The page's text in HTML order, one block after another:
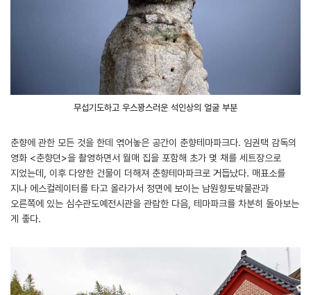
무섭기도하고 우스꽝스러운 석인상의 얼굴 부분
춘향에 관한 모든 것을 한데 엮어놓은 공간이 춘향테마파크다. 임권택 감독의
영화 <춘향뎐>을 촬영하면서 월매 집을 포함해 초가 몇 채를 세트장으로
지었는데, 이후 다양한 건물이 더해져 춘향테마파크로 거듭났다. 매표소를
지나 에스컬레이터를 타고 올라가서 정면에 보이는 남원향토박물관과
오른쪽에 있는 심수관도예전시관을 관람한 다음, 테마파크를 차분히 돌아보는
게 좋다.